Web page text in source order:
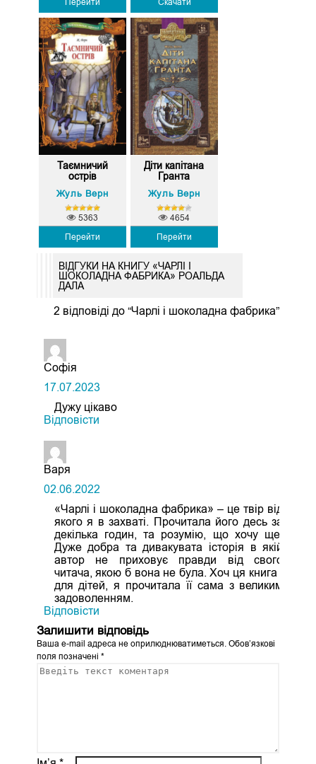
Таємничий
острів
Жуль Верн
Перейти
5363
Діти капітана
Гранта
Жуль Верн
Перейти
4654
ВІДГУКИ НА КНИГУ «ЧАРЛІ І
ШОКОЛАДНА ФАБРИКА» РОАЛЬДА
ДАЛА
2 відповіді до “Чарлі і шоколадна фабрика”
Софія
17.07.2023
Дужу цікаво
Відповіcти
Варя
02.06.2022
«Чарлі і шоколадна фабрика» – це твір від
якого я в захваті. Прочитала його десь за
декілька годин, та розумію, що хочу ще.
Дуже добра та дивакувата історія в якій
автор не приховує правди від свого
читача, якою б вона не була. Хоч ця книга і
для дітей, я прочитала її сама з великим
задоволенням.
Відповіcти
Залишити відповідь
Ваша e-mail адреса не оприлюднюватиметься.Обов’язкові
поля позначені *